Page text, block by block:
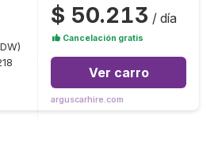
$ 50.213 / día
Cancelación gratis
Ver carro
arguscarhire.com